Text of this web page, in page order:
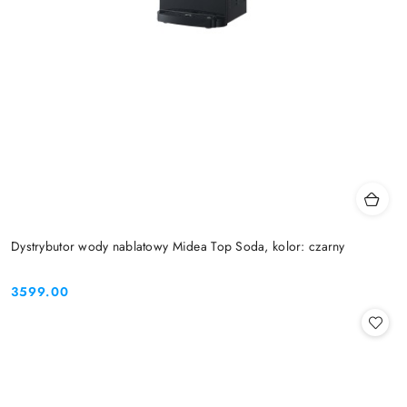
Dystrybutor wody nablatowy Midea Top Soda, kolor: czarny
Cena:
3599.00